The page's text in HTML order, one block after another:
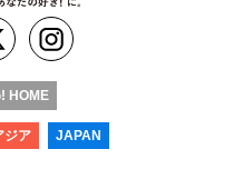
HOME
ジア JAPAN